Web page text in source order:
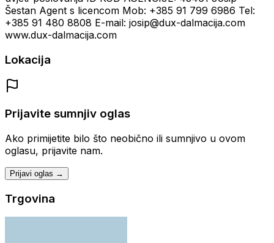
Šestan Agent s licencom Mob: +385 91 799 6986 Tel:
+385 91 480 8808 E-mail: josip@dux-dalmacija.com
www.dux-dalmacija.com
Lokacija
Prijavite sumnjiv oglas
Ako primijetite bilo što neobično ili sumnjivo u ovom
oglasu, prijavite nam.
Prijavi oglas →
Trgovina